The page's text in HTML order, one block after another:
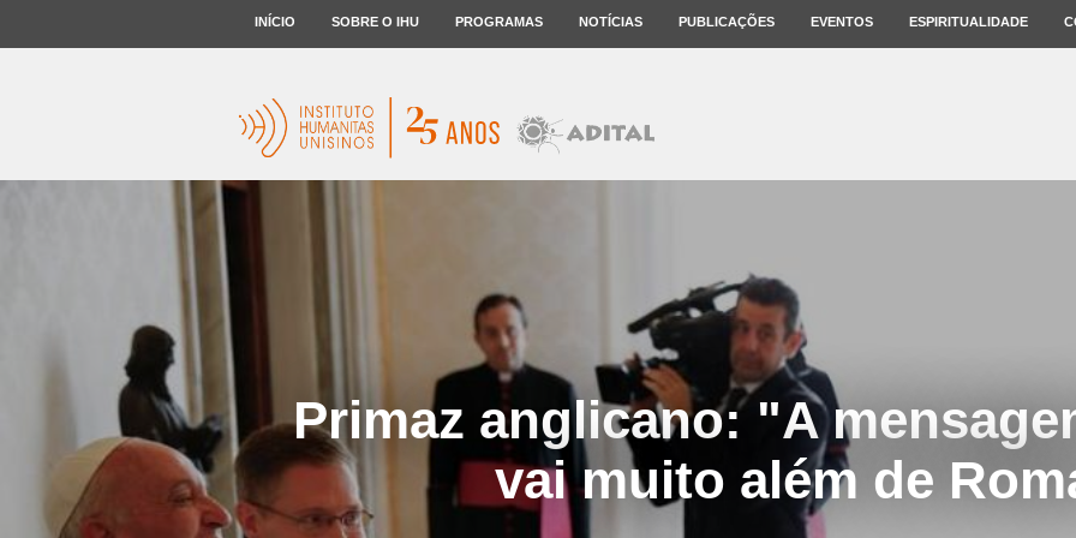
INÍCIO SOBRE O IHU PROGRAMAS NOTÍCIAS PUBLICAÇÕES EVENTOS ESPIRITUALIDADE
Primaz anglicano: "A
vai muito além de